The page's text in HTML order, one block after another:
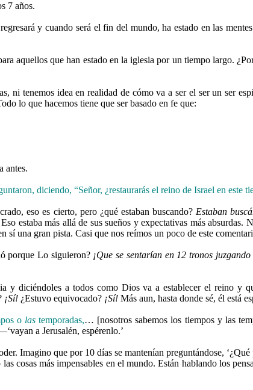
7 años.
y cuando será el fin del mundo, ha estado en las
aquellos que han estado en la iglesia por un tiempo largo.
ni tenemos idea en realidad de cómo va a ser el ser un ser
lo que hacemos tiene que ser basado en fe que:
antes.
diciendo, “Señor, ¿restaurarás el reino de Israel en este
eso es cierto, pero ¿qué estaban buscando? Estaban
estaba más allá de sus sueños y expectativas más
sí una gran pista. Casi que nos reímos un poco de este
porque Lo siguieron? ¡Que se sentarían en 12 tronos
y diciéndoles a todos como Dios va a establecer el reino y
¡Sí! ¿Estuvo equivocado? ¡Sí! Más aun, hasta donde sé, él está
o lastemporadas,… [nosotros sabemos los tiempos y las
a Jerusalén, espérenlo.’
Imagino que por 10 días se mantenían preguntándose, ‘¿Qué
más impensables en el mundo. Están hablando los